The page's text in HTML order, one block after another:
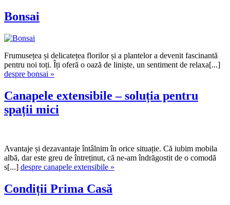
Bonsai
Frumusețea și delicatețea florilor și a plantelor a devenit fascinantă
pentru noi toți. Îți oferă o oază de liniște, un sentiment de relaxa[...]
despre bonsai »
Canapele extensibile – soluția pentru
spații mici
Avantaje și dezavantaje întâlnim în orice situație. Că iubim mobila
albă, dar este greu de întreținut, că ne-am îndrăgostit de o comodă
s[...] despre canapele extensibile »
Condiții Prima Casă